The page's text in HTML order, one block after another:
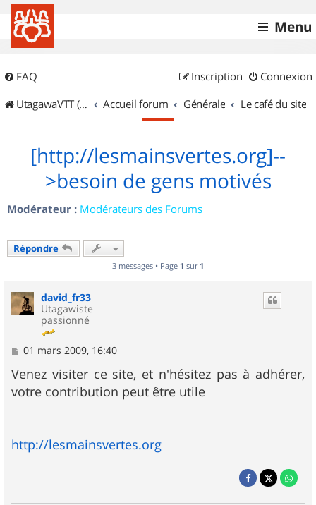
Menu
FAQ Connexion
Inscription
UtagawaVTT (Randos VTT et VTTAE avec traces GPS)
Accueil forum Générale Le café du site
[http://lesmainsvertes.org]--
>besoin de gens motivés
Modérateur : Modérateurs des Forums
Répondre
3 messages • Page 1 sur 1
david_fr33
Utagawiste
passionné
M
s
s
a
01 mars 2009, 16:40
Venez visiter ce site, et n'hésitez pas à adhérer,
votre contribution peut être utile
http://lesmainsvertes.org